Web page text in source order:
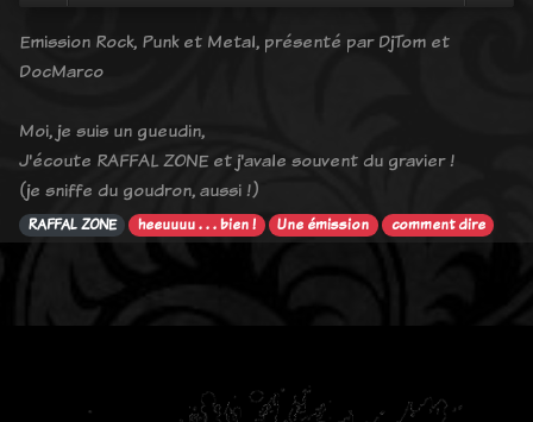
Emission Rock, Punk et Metal, présenté par DjTom et
DocMarco
Moi, je suis un gueudin,
J'écoute RAFFAL ZONE et j'avale souvent du gravier !
(je sniffe du goudron, aussi !)
RAFFAL ZONE heeuuuu . . . bien ! Une émission comment dire